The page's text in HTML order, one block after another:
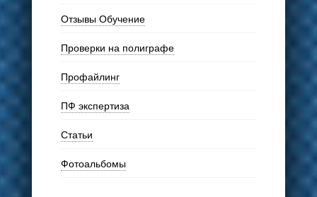
Отзывы Обучение
Проверки на полиграфе
Профайлинг
ПФ экспертиза
Статьи
Фотоальбомы